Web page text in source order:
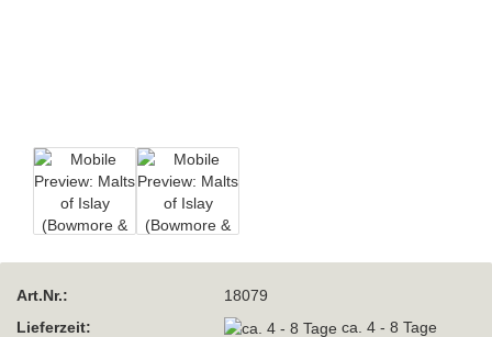
Art.Nr.:
18079
Lieferzeit:
ca. 4 - 8 Tage